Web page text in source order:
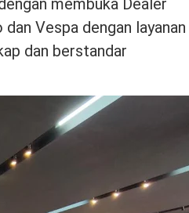
Vespa dengan layanan
dan berstandar